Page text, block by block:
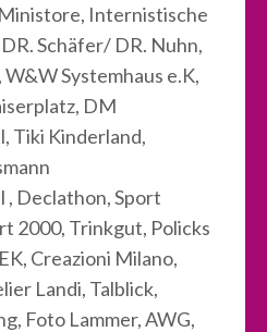
Internistische
Schäfer/ DR. Nuhn,
Systemhaus e.K,
DM
Tiki Kinderland,
Declathon, Sport
2000, Trinkgut, Policks
Creazioni Milano,
Landi, Talblick,
Foto Lammer, AWG,